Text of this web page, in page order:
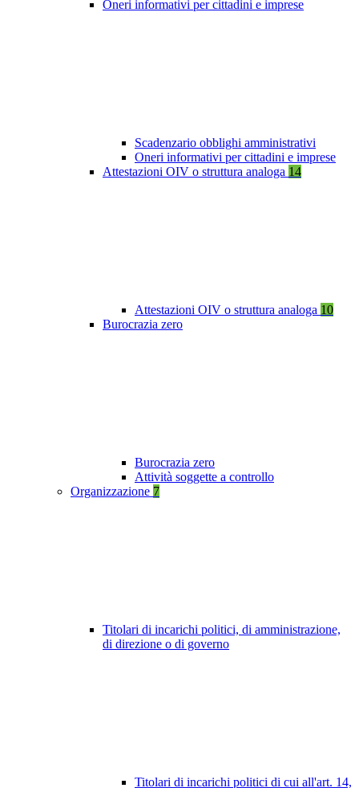
Oneri informativi per cittadini e imprese
Scadenzario obblighi amministrativi
Oneri informativi per cittadini e imprese
Attestazioni OIV o struttura analoga 14
Attestazioni OIV o struttura analoga 10
Burocrazia zero
Burocrazia zero
Attività soggette a controllo
Organizzazione 7
Titolari di incarichi politici, di amministrazione,
di direzione o di governo
Titolari di incarichi politici di cui all'art. 14,